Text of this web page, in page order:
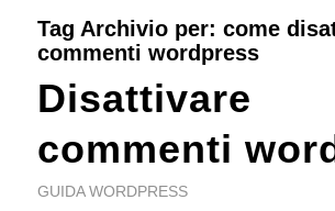
Tag Archivio per: come
commenti wordpress
Disattivare
commenti
GUIDA WORDPRESS